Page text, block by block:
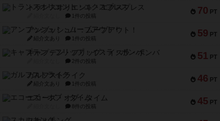
70 PT
トランスオリエント・エクスプレス
1件の投稿
59 PT
アンブッシュ！：ムーブアウト！
紹介文あり 1件の投稿
51 PT
キャプテン・フリップ：イスラ・ボンバ
2件の投稿
46 PT
ガルフストライク
紹介文あり 1件の投稿
45 PT
エコーズ・オブ・タイム
8件の投稿